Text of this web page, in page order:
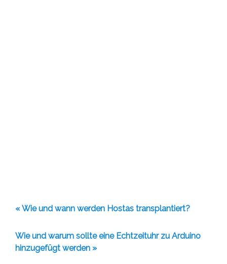
« Wie und wann werden Hostas transplantiert?
Wie und warum sollte eine Echtzeituhr zu Arduino
hinzugefügt werden »